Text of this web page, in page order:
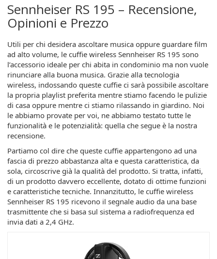
Sennheiser RS 195 – Recensione,
Opinioni e Prezzo
Utili per chi desidera ascoltare musica oppure guardare film
ad alto volume, le cuffie wireless Sennheiser RS 195 sono
l’accessorio ideale per chi abita in condominio ma non vuole
rinunciare alla buona musica. Grazie alla tecnologia
wireless, indossando queste cuffie ci sarà possibile ascoltare
la propria playlist preferita mentre stiamo facendo le pulizie
di casa oppure mentre ci stiamo rilassando in giardino. Noi
le abbiamo provate per voi, ne abbiamo testato tutte le
funzionalità e le potenzialità: quella che segue è la nostra
recensione.
Partiamo col dire che queste cuffie appartengono ad una
fascia di prezzo abbastanza alta e questa caratteristica, da
sola, circoscrive già la qualità del prodotto. Si tratta, infatti,
di un prodotto davvero eccellente, dotato di ottime funzioni
e caratteristiche tecniche. Innanzitutto, le cuffie wireless
Sennheiser RS 195 ricevono il segnale audio da una base
trasmittente che si basa sul sistema a radiofrequenza ed
invia dati a 2,4 GHz.